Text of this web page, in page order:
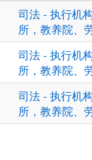
司法 - 执行机
所，教养院、
司法 - 执行机
所，教养院、
司法 - 执行机
所，教养院、